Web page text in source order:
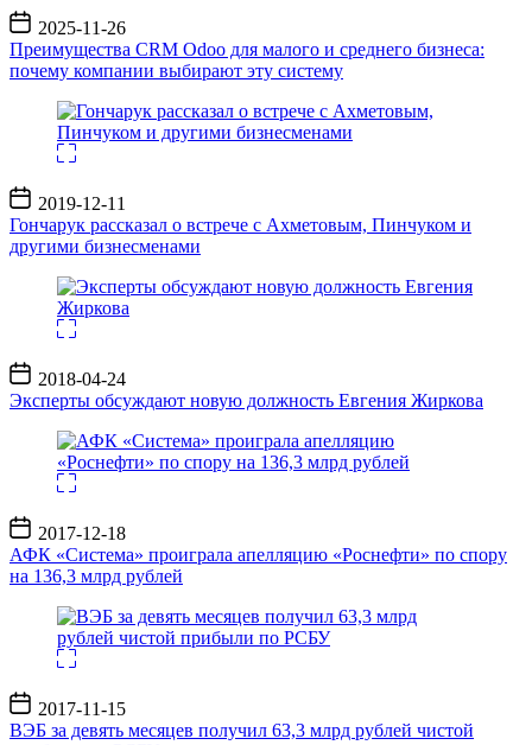
Дата
записи
2025-11-26
Преимущества CRM Odoo для малого и среднего бизнеса:
почему компании выбирают эту систему
Дата
записи
2019-12-11
Гончарук рассказал о встрече с Ахметовым, Пинчуком и
другими бизнесменами
Дата
записи
2018-04-24
Эксперты обсуждают новую должность Евгения Жиркова
Дата
записи
2017-12-18
АФК «Система» проиграла апелляцию «Роснефти» по спору
на 136,3 млрд рублей
Дата
записи
2017-11-15
ВЭБ за девять месяцев получил 63,3 млрд рублей чистой